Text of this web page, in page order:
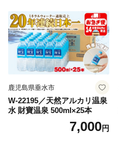
鹿児島県垂水市
W-22195／天然アルカリ温泉
水 財寶温泉 500ml×25本
7,000円